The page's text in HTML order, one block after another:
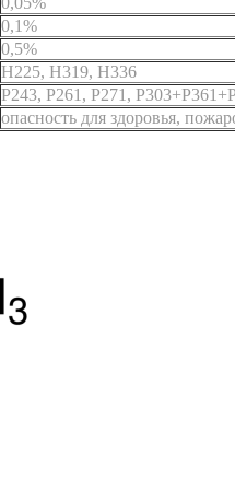
0,1%
0,5%
H225, H319, H336
P243, P261, P271,
опасность для здоровья,